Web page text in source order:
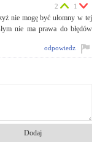
nie mogę być ułomny w tej
nie ma prawa do błędów
2 1
odpowiedz